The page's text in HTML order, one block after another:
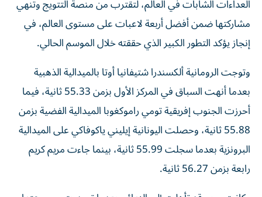
العداءات الشابات في العالم، لتقترب من منصة التتويج وتنهي
مشاركتها ضمن أفضل أربعة لاعبات على مستوى العالم، في
إنجاز يؤكد التطور الكبير الذي حققته خلال الموسم الحالي.
وتوجت الرومانية ألكسندرا شتيفانيا أوتا بالميدالية الذهبية
بعدما أنهت السباق في المركز الأول بزمن 55.33 ثانية، فيما
أحرزت الجنوب إفريقية تومي راموكغوبا الميدالية الفضية بزمن
55.88 ثانية، وحصلت اليونانية إيليني ياكوفاكي على الميدالية
البرونزية بعدما سجلت 55.99 ثانية، بينما جاءت مريم كريم
رابعة بزمن 56.27 ثانية.